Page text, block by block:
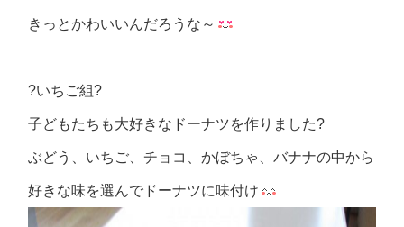
きっとかわいいんだろうな～
?いちご組?
子どもたちも大好きなドーナツを作りました?
ぶどう、いちご、チョコ、かぼちゃ、バナナの中から
好きな味を選んでドーナツに味付け